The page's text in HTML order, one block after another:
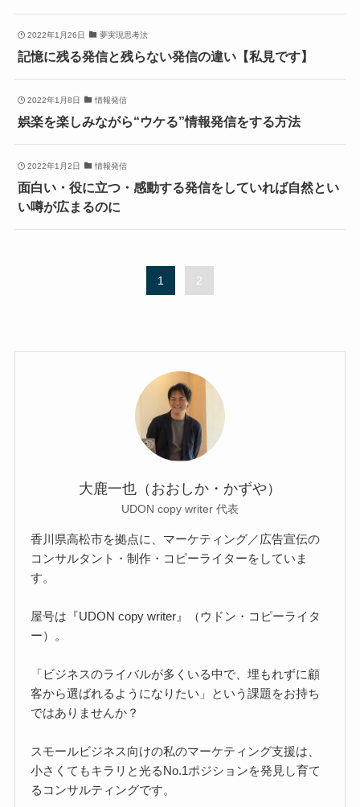
2022年1月26日 夢実現思考法
記憶に残る発信と残らない発信の違い【私見です】
2022年1月8日 情報発信
娯楽を楽しみながら“ウケる”情報発信をする方法
2022年1月2日 情報発信
面白い・役に立つ・感動する発信をしていれば自然とい
い噂が広まるのに
1 2
大鹿一也（おおしか・かずや）
UDON copy writer 代表
香川県高松市を拠点に、マーケティング／広告宣伝の
コンサルタント・制作・コピーライターをしていま
す。
屋号は『UDON copy writer』（ウドン・コピーライタ
ー）。
「ビジネスのライバルが多くいる中で、埋もれずに顧
客から選ばれるようになりたい」という課題をお持ち
ではありませんか？
スモールビジネス向けの私のマーケティング支援は、
小さくてもキラリと光るNo.1ポジションを発見し育て
るコンサルティングです。